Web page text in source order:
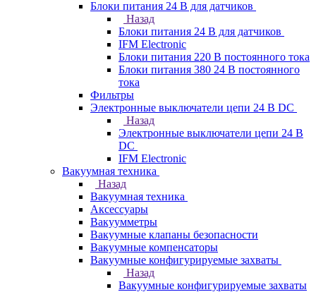
Блоки питания 24 В для датчиков
Назад
Блоки питания 24 В для датчиков
IFM Electronic
Блоки питания 220 В постоянного тока
Блоки питания 380 24 В постоянного
тока
Фильтры
Электронные выключатели цепи 24 В DC
Назад
Электронные выключатели цепи 24 В
DC
IFM Electronic
Вакуумная техника
Назад
Вакуумная техника
Аксессуары
Вакуумметры
Вакуумные клапаны безопасности
Вакуумные компенсаторы
Вакуумные конфигурируемые захваты
Назад
Вакуумные конфигурируемые захваты